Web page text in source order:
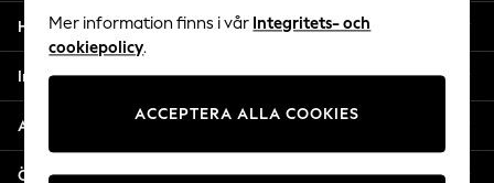
Trending: Top & Short Sets
Trending: Clogs
All Clothing
Coats & Jackets
Sweatshirts & Hoodies
Hjälp
Integritet & Juridik
Avdelningar
Övriga tjänster
Mer information finns i vår Integritets- och
cookiepolicy.
ACCEPTERA ALLA COOKIES